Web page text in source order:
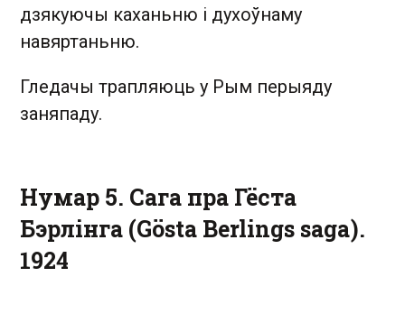
дзякуючы каханьню і духоўнаму
навяртаньню.
Гледачы трапляюць у Рым перыяду
заняпаду.
Нумар 5. Сага пра Гёста
Бэрлінга (Gösta Berlings saga).
1924